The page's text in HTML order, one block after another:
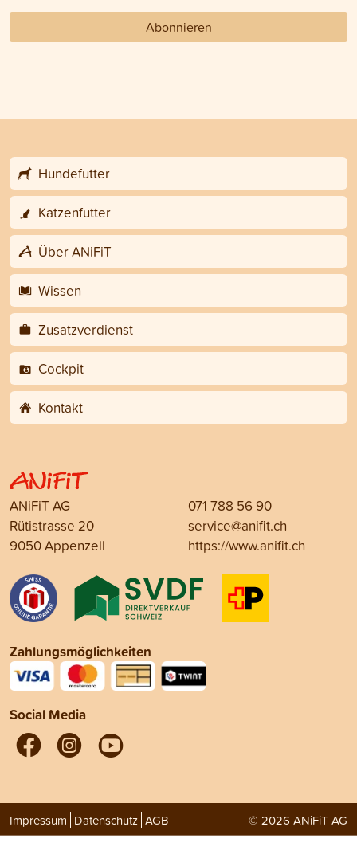
Abonnieren
Hundefutter
Katzenfutter
Über ANiFiT
Wissen
Zusatzverdienst
Cockpit
Kontakt
ANiFiT AG
Rütistrasse 20
9050 Appenzell
071 788 56 90
service@anifit.ch
https://www.anifit.ch
Zahlungsmöglichkeiten
Social Media
Impressum Datenschutz AGB © 2026 ANiFiT AG